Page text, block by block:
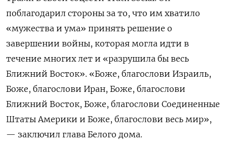
поблагодарил стороны за то, что им хватило
«мужества и ума» принять решение о
завершении войны, которая могла идти в
течение многих лет и «разрушила бы весь
Ближний Восток». «Боже, благослови Израиль,
Боже, благослови Иран, Боже, благослови
Ближний Восток, Боже, благослови Соединенные
Штаты Америки и Боже, благослови весь мир»,
— заключил глава Белого дома.